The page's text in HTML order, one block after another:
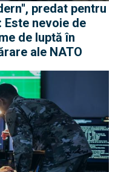
predat pentru
Este nevoie de
de luptă în
ale NATO